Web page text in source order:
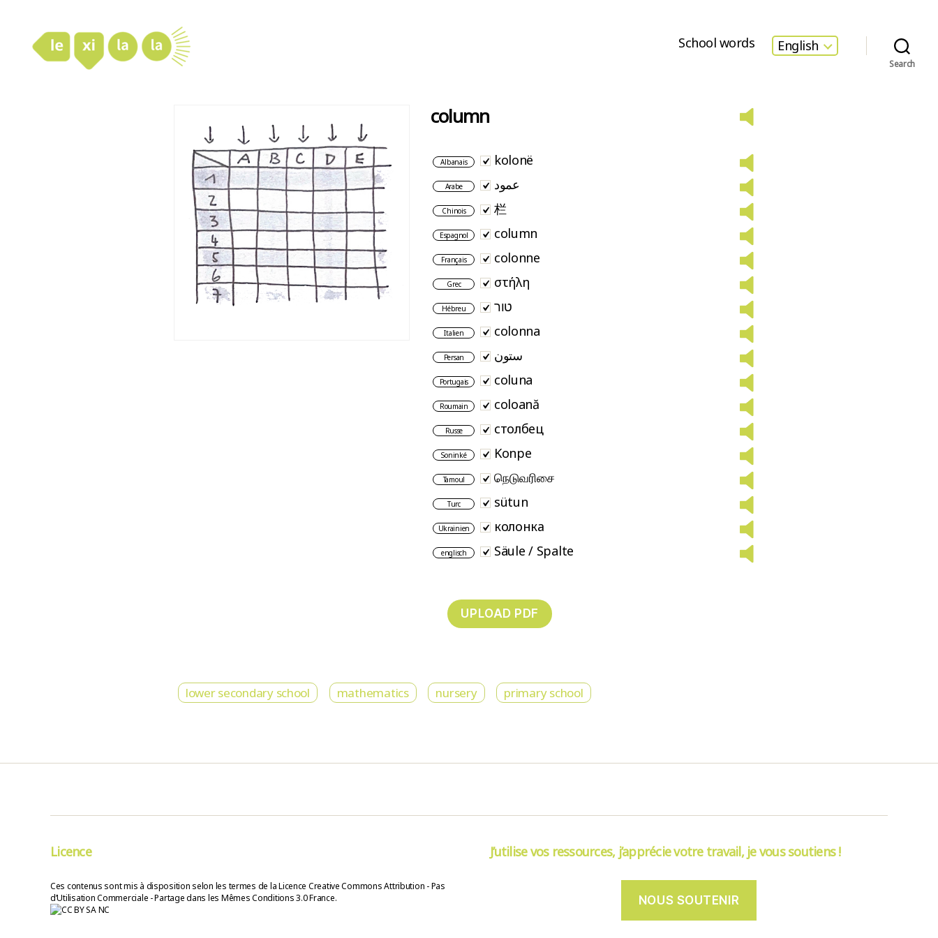
School words English
Search
column
Albanais kolonë
Arabe عمود
Chinois 栏
Espagnol column
Français colonne
Grec στήλη
Hébreu טור
Italien colonna
Persan ستون
Portugais coluna
Roumain coloană
Russe столбец
Soninké Konpe
Tamoul நெடுவரிசை
Turc sütun
Ukrainien колонка
englisch Säule / Spalte
lower secondary school mathematics nursery primary school
Licence
Ces contenus sont mis à disposition selon les termes de la Licence Creative Commons Attribution - Pas
d’Utilisation Commerciale - Partage dans les Mêmes Conditions 3.0 France.
J’utilise vos ressources, j’apprécie votre travail, je vous soutiens !
NOUS SOUTENIR